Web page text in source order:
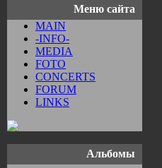
Меню сайта
MAIN
-INFO-
MEDIA
FOTO
CONCERTS
FORUM
LINKS
Альбомы